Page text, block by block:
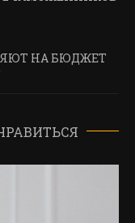
НА БЮДЖЕТ